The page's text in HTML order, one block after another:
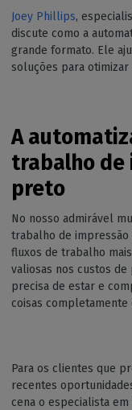
Joey Phillips,
discute como a
grande formato. Ele
soluções para otimizar
A
trabalho de
preto
No nosso admirável
trabalho de impressão
fluxos de trabalho
valiosas nos custos de
precisa de estar e
coisas completamente
Para os clientes que
recentes
cena o especialista